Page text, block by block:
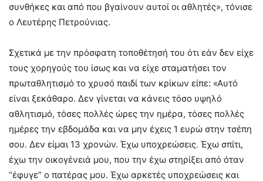
συνθήκες και από που βγαίνουν αυτοί οι αθλητές», τόνισε
ο Λευτέρης Πετρούνιας.
Σχετικά με την πρόσφατη τοποθέτησή του ότι εάν δεν είχε
τους χορηγούς του ίσως και να είχε σταματήσει τον
πρωταθλητισμό το χρυσό παιδί των κρίκων είπε: «Αυτό
είναι ξεκάθαρο. Δεν γίνεται να κάνεις τόσο υψηλό
αθλητισμό, τόσες πολλές ώρες την ημέρα, τόσες πολλές
ημέρες την εβδομάδα και να μην έχεις 1 ευρώ στην τσέπη
σου. Δεν είμαι 13 χρονών. Έχω υποχρεώσεις. Έχω σπίτι,
έχω την οικογένειά μου, που την έχω στηρίξει από όταν
“έφυγε” ο πατέρας μου. Έχω αρκετές υποχρεώσεις και